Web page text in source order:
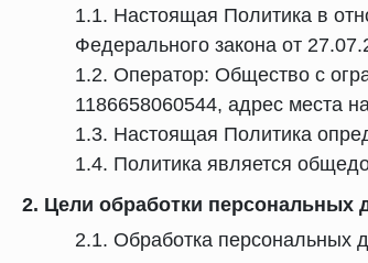
1.1. Настоящая Политика в
Федерального закона от
1.2. Оператор: Общество с
1186658060544, адрес места
1.3. Настоящая Политика
1.4. Политика является
2. Цели обработки персональных
2.1. Обработка персональных